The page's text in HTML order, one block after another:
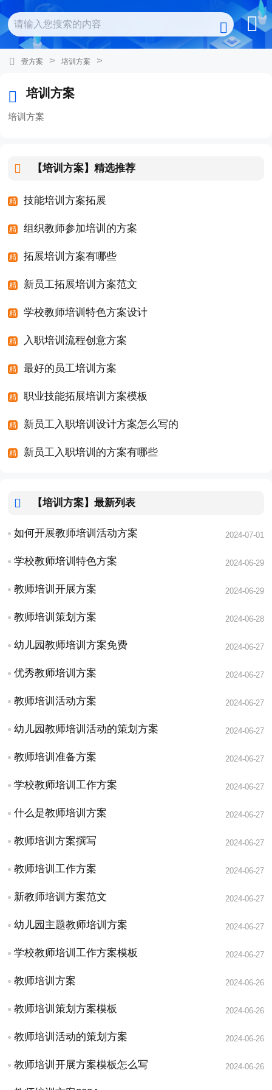
壹方案 > 培训方案 >
培训方案
培训方案
【培训方案】精选推荐
技能培训方案拓展
组织教师参加培训的方案
拓展培训方案有哪些
新员工拓展培训方案范文
学校教师培训特色方案设计
入职培训流程创意方案
最好的员工培训方案
职业技能拓展培训方案模板
新员工入职培训设计方案怎么写的
新员工入职培训的方案有哪些
【培训方案】最新列表
如何开展教师培训活动方案 2024-07-01
学校教师培训特色方案 2024-06-29
教师培训开展方案 2024-06-29
教师培训策划方案 2024-06-28
幼儿园教师培训方案免费 2024-06-27
优秀教师培训方案 2024-06-27
教师培训活动方案 2024-06-27
幼儿园教师培训活动的策划方案 2024-06-27
教师培训准备方案 2024-06-27
学校教师培训工作方案 2024-06-27
什么是教师培训方案 2024-06-27
教师培训方案撰写 2024-06-27
教师培训工作方案 2024-06-27
新教师培训方案范文 2024-06-27
幼儿园主题教师培训方案 2024-06-27
学校教师培训工作方案模板 2024-06-27
教师培训方案 2024-06-26
教师培训策划方案模板 2024-06-26
教师培训活动的策划方案 2024-06-26
教师培训开展方案模板怎么写 2024-06-26